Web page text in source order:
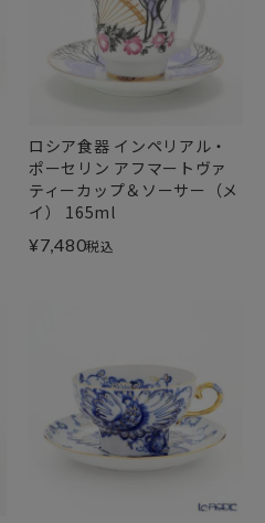
ロシア食器 インペリアル・
ポーセリン アフマートヴァ
ティーカップ＆ソーサー（メ
イ） 165ml
¥7,480税込